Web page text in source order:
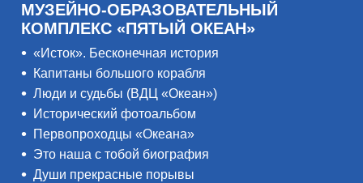
МУЗЕЙНО-ОБРАЗОВАТЕЛЬНЫЙ
КОМПЛЕКС «ПЯТЫЙ ОКЕАН»
«Исток». Бесконечная история
Капитаны большого корабля
Люди и судьбы (ВДЦ «Океан»)
Исторический фотоальбом
Первопроходцы «Океана»
Это наша с тобой биография
Души прекрасные порывы